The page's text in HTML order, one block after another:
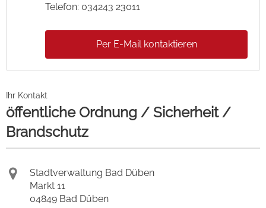
Telefon: 034243 23011
Per E-Mail kontaktieren
Ihr Kontakt
öffentliche Ordnung / Sicherheit /
Brandschutz
Stadtverwaltung Bad Düben
Markt 11
04849 Bad Düben